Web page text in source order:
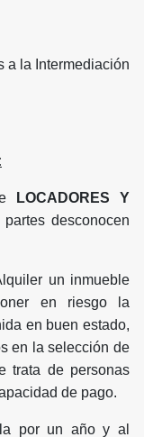
a la Intermediación
LOCADORES Y
desconocen
un inmueble
en riesgo la
en buen estado,
en la selección de
trata de personas
de pago.
por un año y al